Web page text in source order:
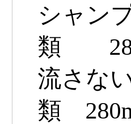
シャン
類
流さな
類